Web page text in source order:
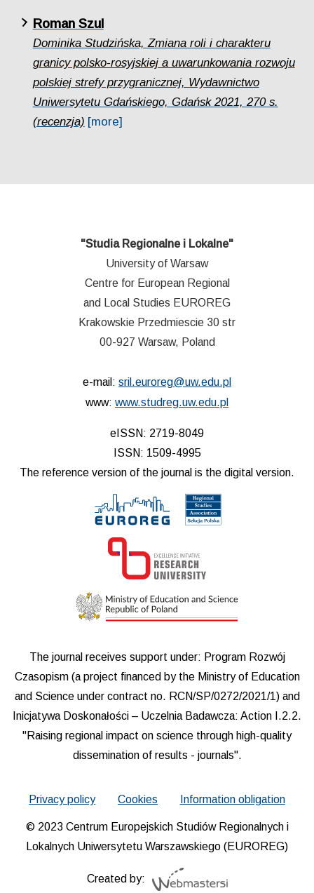
Roman Szul
Dominika Studzińska, Zmiana roli i charakteru
granicy polsko-rosyjskiej a uwarunkowania rozwoju
polskiej strefy przygranicznej, Wydawnictwo
Uniwersytetu Gdańskiego, Gdańsk 2021, 270 s.
(recenzja) [more]
"Studia Regionalne i Lokalne"
University of Warsaw
Centre for European Regional
and Local Studies EUROREG
Krakowskie Przedmiescie 30 str
00-927 Warsaw, Poland
e-mail: sril.euroreg@uw.edu.pl
www: www.studreg.uw.edu.pl
eISSN: 2719-8049
ISSN: 1509-4995
The reference version of the journal is the digital version.
The journal receives support under: Program Rozwój
Czasopism (a project financed by the Ministry of Education
and Science under contract no. RCN/SP/0272/2021/1) and
Inicjatywa Doskonałości – Uczelnia Badawcza: Action I.2.2.
"Raising regional impact on science through high-quality
dissemination of results - journals".
Privacy policy Cookies Information obligation
© 2023 Centrum Europejskich Studiów Regionalnych i
Lokalnych Uniwersytetu Warszawskiego (EUROREG)
Created by: